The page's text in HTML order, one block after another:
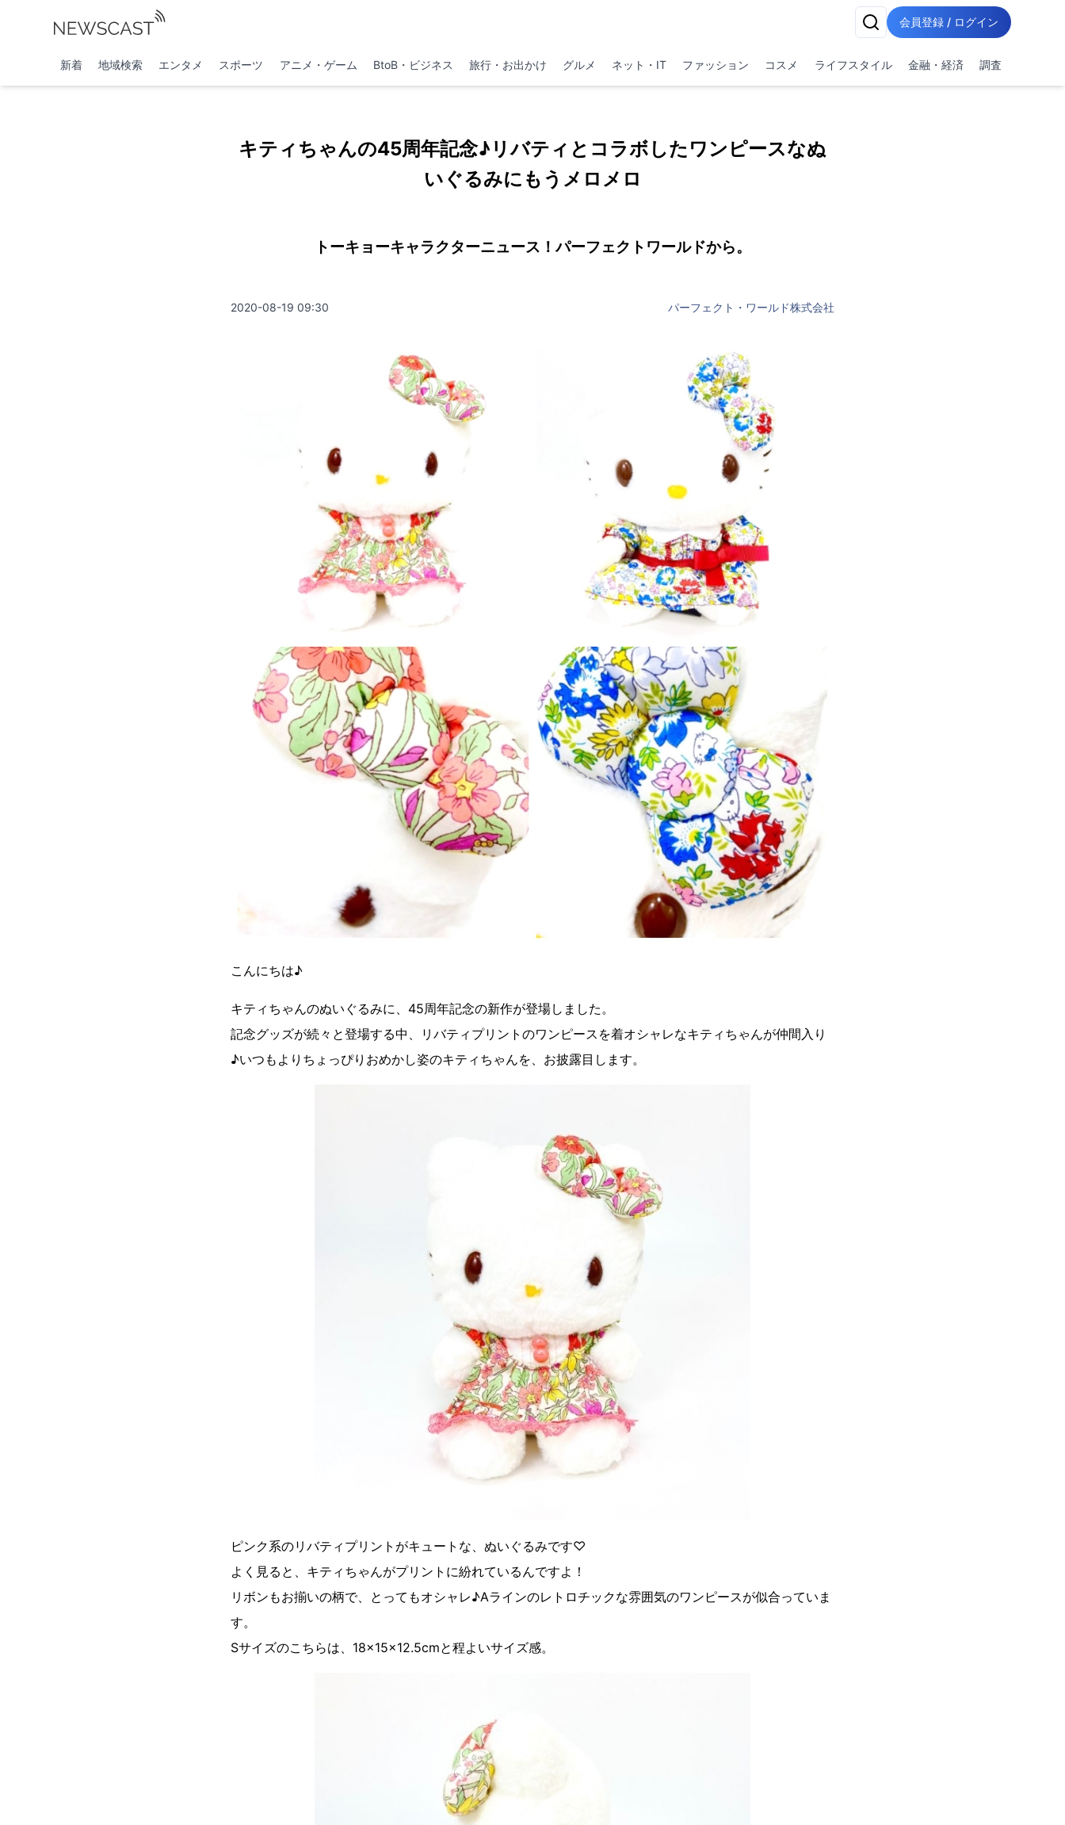
会員登録 / ログイン
新着 地域検索 エンタメ スポーツ アニメ・ゲーム BtoB・ビジネス 旅行・お出かけ グルメ ネット・IT ファッション コスメ ライフスタイル 金融・経済 調査
キティちゃんの45周年記念♪リバティとコラボしたワンピースなぬ
いぐるみにもうメロメロ
トーキョーキャラクターニュース！パーフェクトワールドから。
2020-08-19 09:30 パーフェクト・ワールド株式会社
こんにちは♪
キティちゃんのぬいぐるみに、45周年記念の新作が登場しました。
記念グッズが続々と登場する中、リバティプリントのワンピースを着オシャレなキティちゃんが仲間入り
♪いつもよりちょっぴりおめかし姿のキティちゃんを、お披露目します。
ピンク系のリバティプリントがキュートな、ぬいぐるみです♡
よく見ると、キティちゃんがプリントに紛れているんですよ！
リボンもお揃いの柄で、とってもオシャレ♪Aラインのレトロチックな雰囲気のワンピースが似合っていま
す。
Sサイズのこちらは、18×15×12.5cmと程よいサイズ感。